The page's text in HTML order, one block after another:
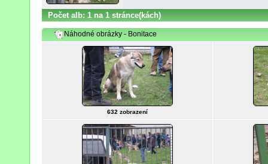
Počet alb: 1 na 1 stránce(kách)
Náhodné obrázky - Bonitace
632 zobrazení